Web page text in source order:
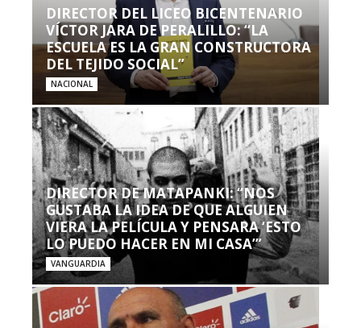
DIRECTOR DEL LICEO BICENTENARIO
VÍCTOR JARA DE PERALILLO: “LA
ESCUELA ES LA GRAN CONSTRUCTORA
DEL TEJIDO SOCIAL”
NACIONAL
DIRECTOR DE MATAPANKI: “NOS
GUSTABA LA IDEA DE QUE ALGUIEN
VIERA LA PELÍCULA Y PENSARA ‘ESTO
LO PUEDO HACER EN MI CASA’”
VANGUARDIA